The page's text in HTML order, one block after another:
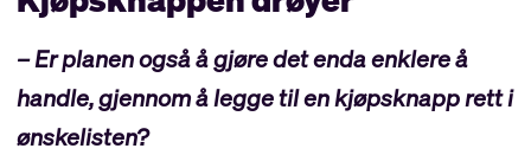
– Er planen også å gjøre det enda enklere å
handle, gjennom å legge til en kjøpsknapp rett i
ønskelisten?